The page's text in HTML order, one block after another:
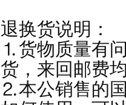
退换货说明：
⒈货物质量有
货，来回邮费
⒉本公销售的